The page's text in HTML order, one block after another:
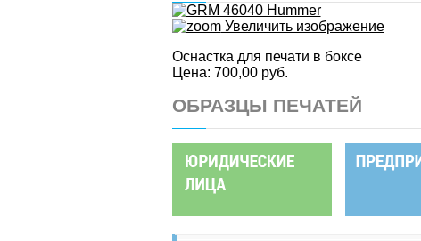
Увеличить изображение
Оснастка для печати в боксе
Цена: 700,00 руб.
ОБРАЗЦЫ ПЕЧАТЕЙ